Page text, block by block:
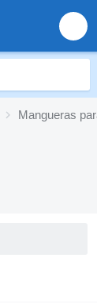
Mangueras